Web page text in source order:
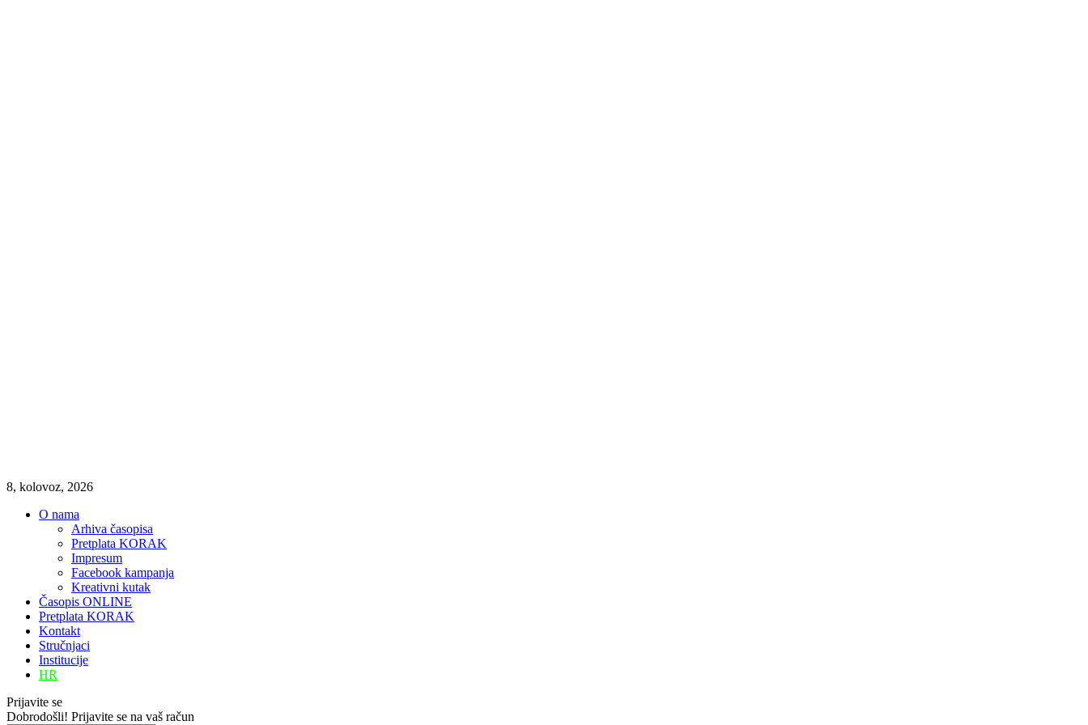
8, kolovoz, 2026
O nama
Arhiva časopisa
Pretplata KORAK
Impresum
Facebook kampanja
Kreativni kutak
Časopis ONLINE
Pretplata KORAK
Kontakt
Stručnjaci
Institucije
HR
Prijavite se
Dobrodošli! Prijavite se na vaš račun